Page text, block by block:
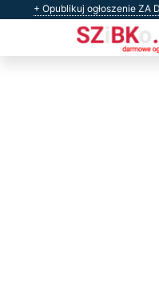
+ Opublikuj ogłoszenie ZA